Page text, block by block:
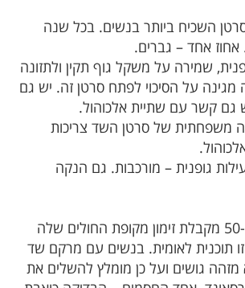
השכיח ביותר בנשים. בכל שנה
שמירה על משקל גוף תקין ולתזונה
על הסיכוי לפתח סרטן זה. יש גם
גם קשר עם שתיית אלכוהול.
משפחתית של סרטן השד צריכות
גופנית – מורכבות. גם הנקה
כל אישה בגיל 50-74 מקבלת זימון מקופת החולים שלה
תוכנית לאומית. בנשים עם מרקם שד
גושים ועל כן מומלץ להשלים את